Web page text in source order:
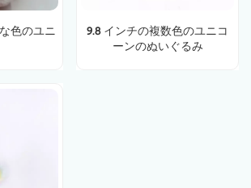
色のユニ
9.8 インチの複数色のユニコ
ーンのぬいぐるみ